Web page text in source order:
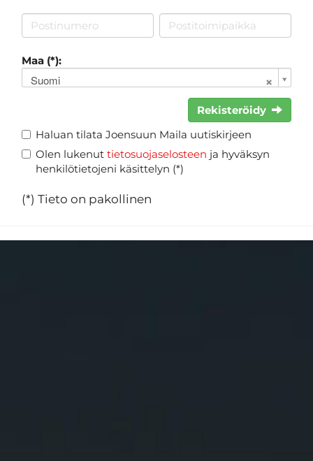
Maa (*):
Suomi
Rekisteröidy
Haluan tilata Joensuun Maila uutiskirjeen
Olen lukenut tietosuojaselosteen ja hyväksyn
henkilötietojeni käsittelyn (*)
(*) Tieto on pakollinen